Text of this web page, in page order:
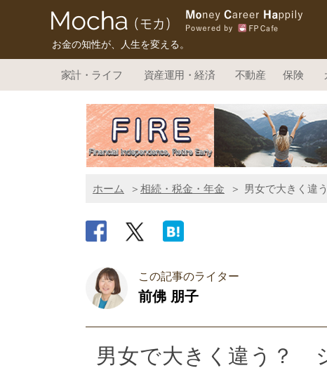
お金の知性が、人生を変える。
家計・ライフ 資産運用・経済 不動産 保険
ホーム 相続・税金・年金 男女で大きく違
この記事のライター
前佛 朋子
男女で大きく違う？